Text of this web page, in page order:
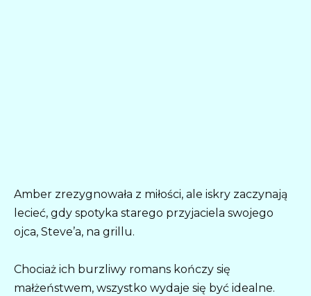
Amber zrezygnowała z miłości, ale iskry zaczynają
lecieć, gdy spotyka starego przyjaciela swojego
ojca, Steve’a, na grillu.
Chociaż ich burzliwy romans kończy się
małżeństwem, wszystko wydaje się być idealne.